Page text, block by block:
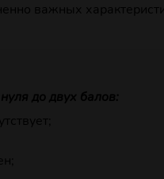
важных
до двух балов: